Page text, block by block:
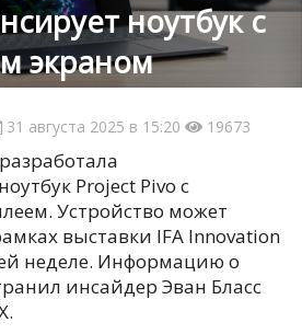
ноутбук с
экраном
31 августа 2025 в 15:20 19673
Project Pivo с
Устройство может
выставки IFA Innovation
неделе. Информацию о
инсайдер Эван Бласс